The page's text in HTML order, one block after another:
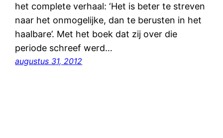
het complete verhaal: ‘Het is beter te streven
naar het onmogelijke, dan te berusten in het
haalbare’. Met het boek dat zij over die
periode schreef werd…
augustus 31, 2012